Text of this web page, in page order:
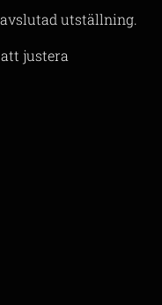
utställning.
justera